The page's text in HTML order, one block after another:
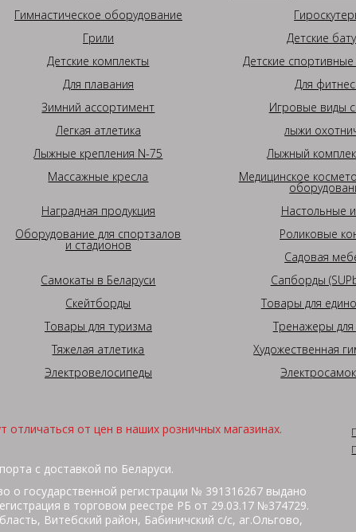
Гимнастическое оборудование
Грили
Детские
Детские комплекты
Детские
Для плавания
Для
Зимний ассортимент
Игровые виды
Легкая атлетика
лыжи
Лыжные крепления N-75
Лыжный
Массажные кресла
Медицинское
Наградная продукция
Настольные
Оборудование для спортзалов
и стадионов
Роликовые
Садовая
Самокаты в Беларуси
Сапборды
Скейтборды
Товары для
Товары для туризма
Тренажеры
Тяжелая атлетика
Художественная
Электровелосипеды
от цен в наших розничных магазинах.
с доставкой по Беларуси.
о государственной регистрации № 391316267 выдано
в торговом реестре РБ от 29.03.17 №374729.
Витебский район, Бабиничский с/с, аг.Ольгово,